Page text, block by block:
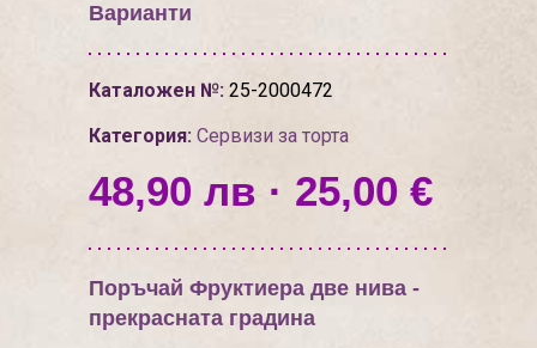
Варианти
Каталожен №: 25-2000472
Категория: Сервизи за торта
48,90 лв · 25,00 €
Поръчай Фруктиера две нива -
прекрасната градина